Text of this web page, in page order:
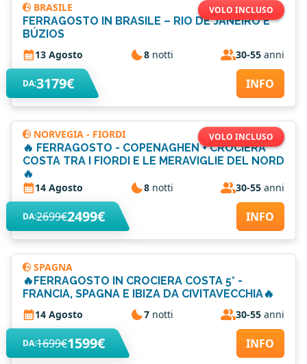
VOLO INCLUSO
BRASILE
FERRAGOSTO IN BRASILE – RIO DE JANEIRO E
BÚZIOS
13 Agosto
8 notti 30-55 anni
DA:3179€ INFO
VOLO INCLUSO
NORVEGIA - FIORDI
🔥 FERRAGOSTO - COPENAGHEN + CROCIERA
COSTA TRA I FIORDI E LE MERAVIGLIE DEL NORD
🔥
14 Agosto
8 notti 30-55 anni
DA:2699€2499€ INFO
SPAGNA
🔥FERRAGOSTO IN CROCIERA COSTA 5* -
FRANCIA, SPAGNA E IBIZA DA CIVITAVECCHIA🔥
14 Agosto
7 notti 30-55 anni
DA:1699€1599€ INFO